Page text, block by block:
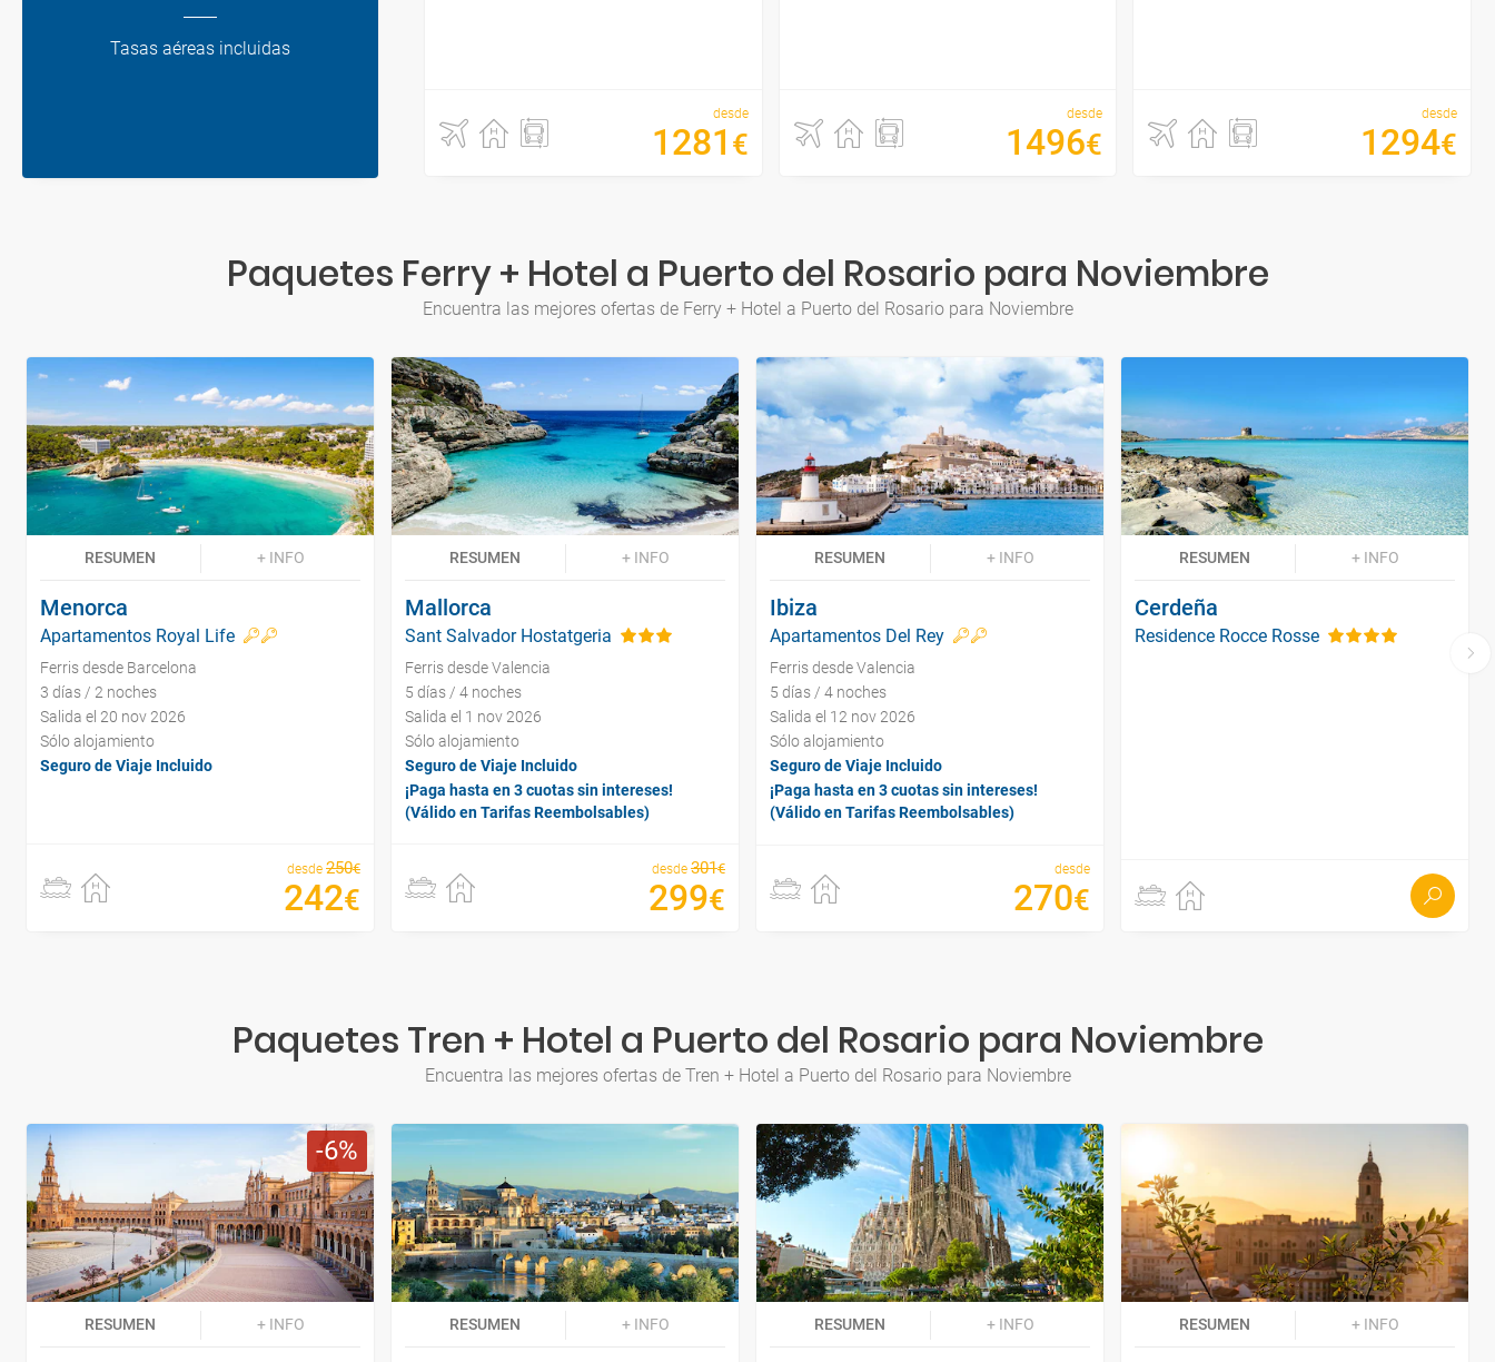
Tasas aéreas incluidas
desde
1281 €
desde
1496€
desde
1294€
Paquetes Ferry + Hotel a Puerto del Rosario para Noviembre
Encuentra las mejores ofertas de Ferry + Hotel a Puerto del Rosario para Noviembre
RESUMEN + INFO
Menorca
Apartamentos Royal Life
Ferris desde Barcelona
3 días / 2 noches
Salida el 20 nov 2026
Sólo alojamiento
Seguro de Viaje Incluido
desde 250€
242€
RESUMEN + INFO
Mallorca
Sant Salvador Hostatgeria
Ferris desde Valencia
5 días / 4 noches
Salida el 1 nov 2026
Sólo alojamiento
Seguro de Viaje Incluido
¡Paga hasta en 3 cuotas sin intereses!
(Válido en Tarifas Reembolsables)
desde 301€
299€
RESUMEN + INFO
Ibiza
Apartamentos Del Rey
Ferris desde Valencia
5 días / 4 noches
Salida el 12 nov 2026
Sólo alojamiento
Seguro de Viaje Incluido
¡Paga hasta en 3 cuotas sin intereses!
(Válido en Tarifas Reembolsables)
desde
270€
RESUMEN + INFO
Cerdeña
Residence Rocce Rosse
Paquetes Tren + Hotel a Puerto del Rosario para Noviembre
Encuentra las mejores ofertas de Tren + Hotel a Puerto del Rosario para Noviembre
6
RESUMEN + INFO RESUMEN + INFO RESUMEN + INFO RESUMEN + INFO